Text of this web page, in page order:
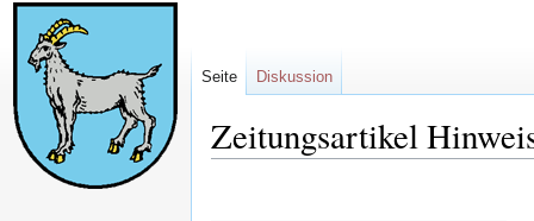
Zeitungsartikel
Navigation
Suche
Seite Diskussion